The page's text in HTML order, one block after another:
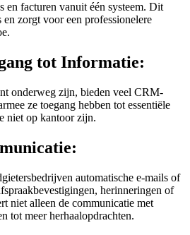
en facturen vanuit één systeem. Dit
en zorgt voor een professionelere
tot Informatie:
onderweg zijn, bieden veel CRM-
ze toegang hebben tot essentiële
niet op kantoor zijn.
automatische e-mails of
herinneringen of
niet alleen de communicatie met
tot meer herhaalopdrachten.